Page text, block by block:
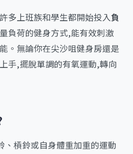
多上班族和學生都開始投入負
負荷的健身方式,能有效刺激
。無論你在尖沙咀健身房還是
手,擺脫單調的有氧運動,轉向
、槓鈴或自身體重加重的運動